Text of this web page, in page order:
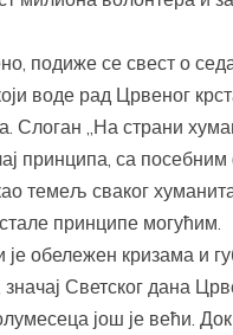
подиже се свест о
воде рад Црвеног
Слоган „На страни
принципа, са
темељ сваког
принципе могућим.
је обележен кризама и
Светског дана
још је већи.